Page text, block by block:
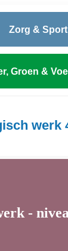
Zorg & Sport
Groen &
werk
-